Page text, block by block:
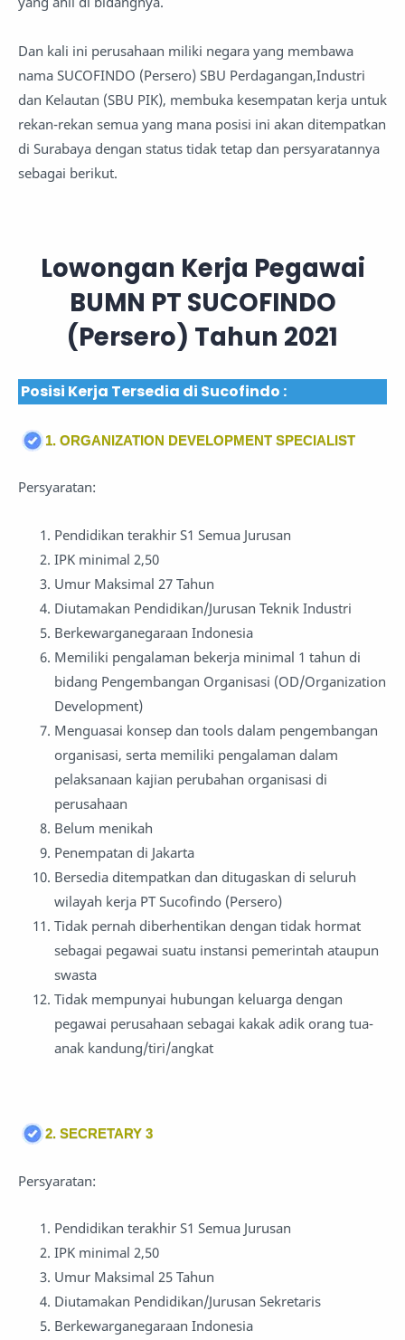
Dan kali ini perusahaan miliki negara yang membawa
nama SUCOFINDO (Persero) SBU Perdagangan,Industri
dan Kelautan (SBU PIK), membuka kesempatan kerja untuk
rekan-rekan semua yang mana posisi ini akan ditempatkan
di Surabaya dengan status tidak tetap dan persyaratannya
sebagai berikut.
Lowongan Kerja Pegawai
BUMN PT SUCOFINDO
(Persero) Tahun 2021
Posisi Kerja Tersedia di Sucofindo :
1. ORGANIZATION DEVELOPMENT SPECIALIST
Persyaratan:
Pendidikan terakhir S1 Semua Jurusan
IPK minimal 2,50
Umur Maksimal 27 Tahun
Diutamakan Pendidikan/Jurusan Teknik Industri
Berkewarganegaraan Indonesia
Memiliki pengalaman bekerja minimal 1 tahun di
bidang Pengembangan Organisasi (OD/Organization
Development)
Menguasai konsep dan tools dalam pengembangan
organisasi, serta memiliki pengalaman dalam
pelaksanaan kajian perubahan organisasi di
perusahaan
Belum menikah
Penempatan di Jakarta
Bersedia ditempatkan dan ditugaskan di seluruh
wilayah kerja PT Sucofindo (Persero)
Tidak pernah diberhentikan dengan tidak hormat
sebagai pegawai suatu instansi pemerintah ataupun
swasta
Tidak mempunyai hubungan keluarga dengan
pegawai perusahaan sebagai kakak adik orang tua-
anak kandung/tiri/angkat
2. SECRETARY 3
Persyaratan:
Pendidikan terakhir S1 Semua Jurusan
IPK minimal 2,50
Umur Maksimal 25 Tahun
Diutamakan Pendidikan/Jurusan Sekretaris
Berkewarganegaraan Indonesia